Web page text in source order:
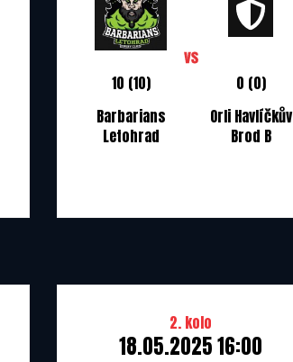
10 (10)
Barbarians
Letohrad
0 (0)
Orli Havlíčkův
Brod B
2. kolo
18.05.2025 16:00